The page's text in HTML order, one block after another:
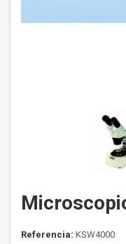
Referencia: KSW4000